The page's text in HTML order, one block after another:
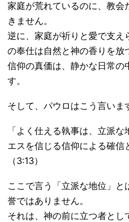
家庭が荒れているのに、教会
きません。
逆に、家庭が祈りと愛で支え
の奉仕は自然と神の香りを放
信仰の真価は、静かな日常の
す。
そして、パウロはこう言いま
「よく仕える執事は、立派
エスを信じる信仰による確信
（3:13）
ここで言う「立派な地位」と
誉ではありません。
それは、神の前に立つ者とし